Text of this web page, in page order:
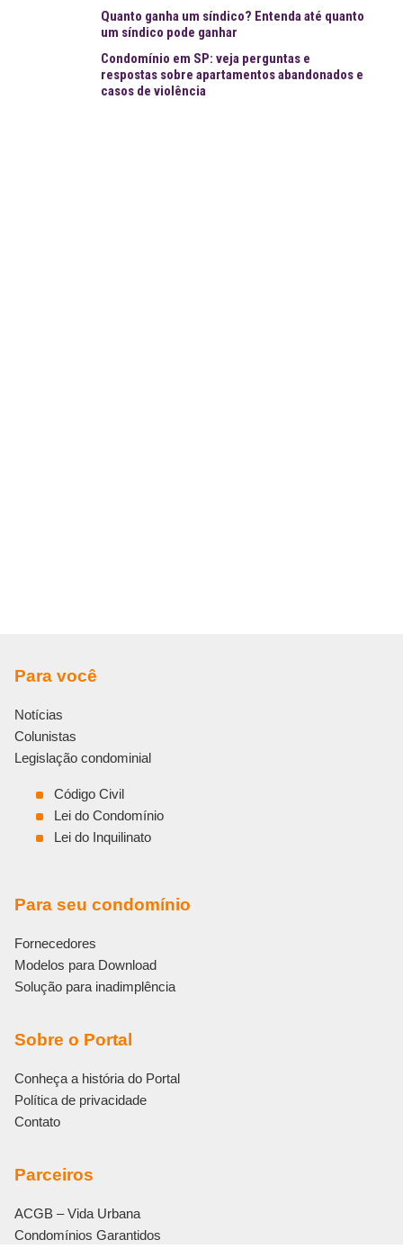
Quanto ganha um síndico? Entenda até quanto
um síndico pode ganhar
Condomínio em SP: veja perguntas e
respostas sobre apartamentos abandonados e
casos de violência
Para você
Notícias
Colunistas
Legislação condominial
Código Civil
Lei do Condomínio
Lei do Inquilinato
Para seu condomínio
Fornecedores
Modelos para Download
Solução para inadimplência
Sobre o Portal
Conheça a história do Portal
Política de privacidade
Contato
Parceiros
ACGB – Vida Urbana
Condomínios Garantidos